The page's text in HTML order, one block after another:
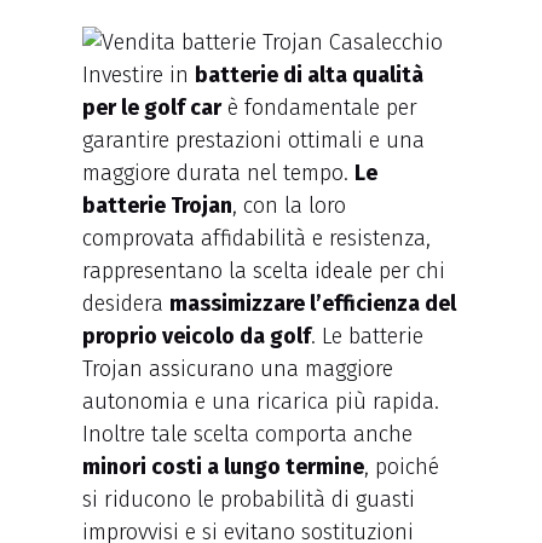
Investire in batterie di alta qualità
per le golf carè fondamentale per
garantire prestazioni ottimali e una
maggiore durata nel tempo. Le
batterie Trojan, con la loro
comprovata affidabilità e resistenza,
rappresentano la scelta ideale per chi
desidera massimizzare l’efficienza del
proprio veicolo da golf. Le batterie
Trojan assicurano una maggiore
autonomia e una ricarica più rapida.
Inoltre tale scelta comporta anche
minori costi a lungo termine, poiché
si riducono le probabilità di guasti
improvvisi e si evitano sostituzioni